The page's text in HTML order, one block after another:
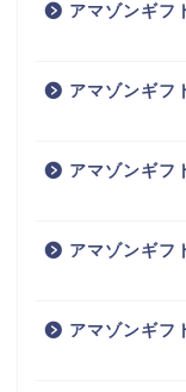
アマゾンギフ
アマゾンギフ
アマゾンギフ
アマゾンギフ
アマゾンギフ